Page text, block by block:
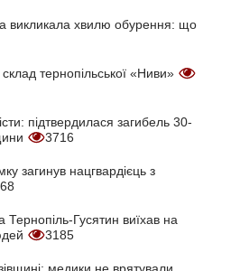
викликала хвилю обурення: що
тернопільської «Ниви»
підтвердилася загибель 30-
3716
загинув нацгвардієць з
Тернопіль-Гусятин виїхав на
3185